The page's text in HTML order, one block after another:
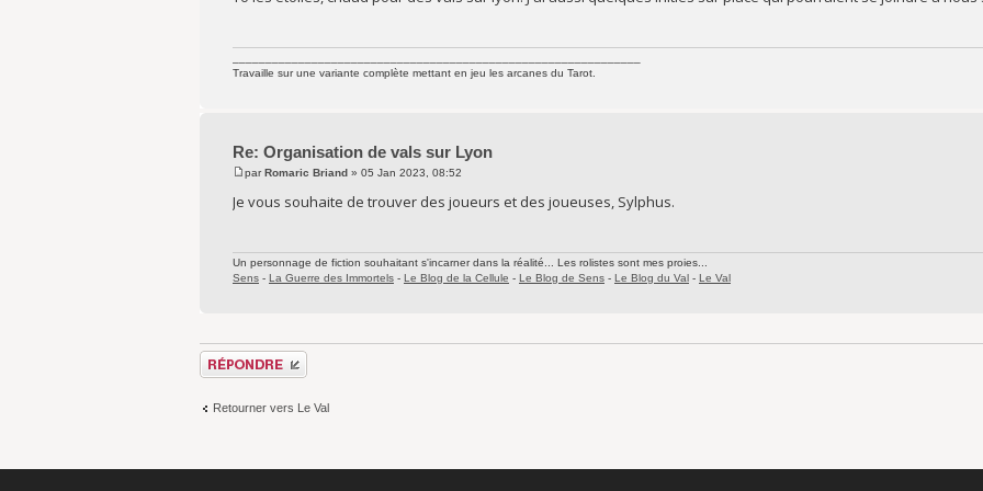
Travaille sur une variante complète mettant en jeu les arcanes du Tarot.
Re: Organisation de vals sur Lyon
parRomaric Briand » 05 Jan 2023, 08:52
Je vous souhaite de trouver des joueurs et des joueuses, Sylphus.
Un personnage de fiction souhaitant s'incarner dans la réalité... Les rolistes sont mes proies...
Sens - La Guerre des Immortels - Le Blog de la Cellule - Le Blog de Sens - Le Blog du Val - Le Val
Répondre
Retourner vers Le Val